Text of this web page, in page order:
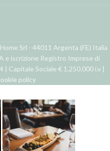
Srl - 44011 Argenta (FE) Italia
e iscrizione Registro Imprese di
| Capitale Sociale € 1.250.000 i.v |
policy